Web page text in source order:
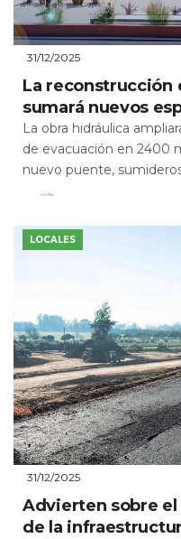
31/12/2025
La reconstrucción
sumará nuevos
La obra hidráulica
de evacuación en 2400
nuevo puente,
Leer Más
LOCALES
31/12/2025
Advierten sobre
de la